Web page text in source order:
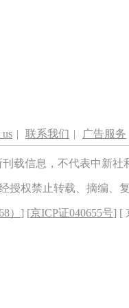
| 联系我们 | 广告服务
载信息，不代表中新
授权禁止转载、摘编、
） ] [京ICP证040655号] [